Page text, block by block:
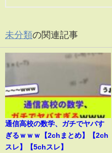
未分類の関連記事
通信高校の数学、ガチでヤバす
ぎるｗｗｗ【2chまとめ】【2ch
スレ】【5chスレ】